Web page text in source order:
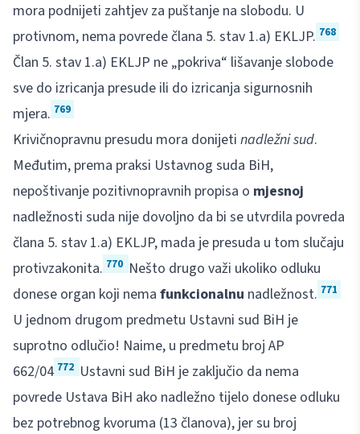
mora podnijeti zahtjev za puštanje na slobodu. U
protivnom, nema povrede člana 5. stav 1.a) EKLJP. 768
Član 5. stav 1.a) EKLJP ne „pokriva“ lišavanje slobode
sve do izricanja presude ili do izricanja sigurnosnih
mjera. 769
Krivičnopravnu presudu mora donijeti nadležni sud.
Međutim, prema praksi Ustavnog suda BiH,
nepoštivanje pozitivnopravnih propisa o mjesnoj
nadležnosti suda nije dovoljno da bi se utvrdila povreda
člana 5. stav 1.a) EKLJP, mada je presuda u tom slučaju
protivzakonita. 770 Nešto drugo važi ukoliko odluku
donese organ koji nema funkcionalnu nadležnost. 771
U jednom drugom predmetu Ustavni sud BiH je
suprotno odlučio! Naime, u predmetu broj AP
662/04 772 Ustavni sud BiH je zaključio da nema
povrede Ustava BiH ako nadležno tijelo donese odluku
bez potrebnog kvoruma (13 članova), jer su broj